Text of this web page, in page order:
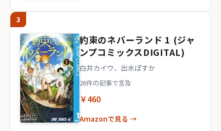
3
約束のネバーランド 1 (ジャ
ンプコミックスDIGITAL)
白井カイウ、出水ぽすか
26件の記事で言及
￥460
Amazonで見る →